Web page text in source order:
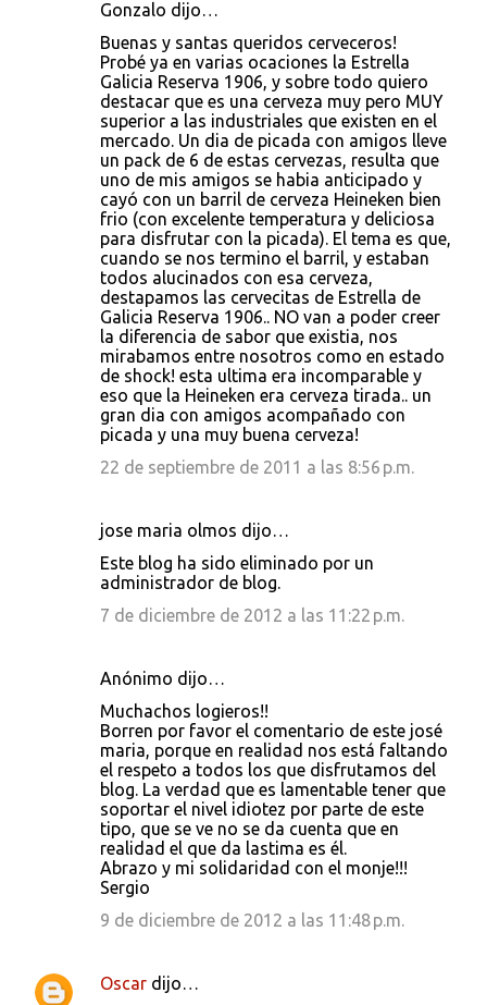
Gonzalo dijo…
Buenas y santas queridos cerveceros!
Probé ya en varias ocaciones la Estrella
Galicia Reserva 1906, y sobre todo quiero
destacar que es una cerveza muy pero MUY
superior a las industriales que existen en el
mercado. Un dia de picada con amigos lleve
un pack de 6 de estas cervezas, resulta que
uno de mis amigos se habia anticipado y
cayó con un barril de cerveza Heineken bien
frio (con excelente temperatura y deliciosa
para disfrutar con la picada). El tema es que,
cuando se nos termino el barril, y estaban
todos alucinados con esa cerveza,
destapamos las cervecitas de Estrella de
Galicia Reserva 1906.. NO van a poder creer
la diferencia de sabor que existia, nos
mirabamos entre nosotros como en estado
de shock! esta ultima era incomparable y
eso que la Heineken era cerveza tirada.. un
gran dia con amigos acompañado con
picada y una muy buena cerveza!
22 de septiembre de 2011 a las 8:56 p.m.
jose maria olmos dijo…
Este blog ha sido eliminado por un
administrador de blog.
7 de diciembre de 2012 a las 11:22 p.m.
Anónimo dijo…
Muchachos logieros!!
Borren por favor el comentario de este josé
maria, porque en realidad nos está faltando
el respeto a todos los que disfrutamos del
blog. La verdad que es lamentable tener que
soportar el nivel idiotez por parte de este
tipo, que se ve no se da cuenta que en
realidad el que da lastima es él.
Abrazo y mi solidaridad con el monje!!!
Sergio
9 de diciembre de 2012 a las 11:48 p.m.
Oscar dijo…